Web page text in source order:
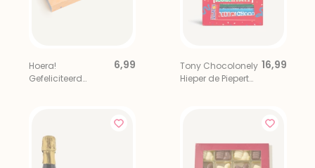
Hoera!
Gefeliciteerd
6,99
Tony Chocolonely
Hieper de Piepert
16,99